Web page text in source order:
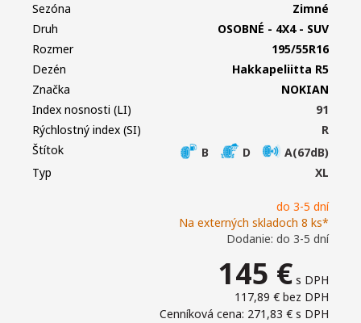
do 3-5 dní
Na externých skladoch 8 ks*
Dodanie: do 3-5 dní
145 € s DPH
117,89 € bez DPH
Cenníková cena: 271,83 € s DPH
Sezóna
Zimné
Druh
OSOBNÉ - 4X4 - SUV
Rozmer
195/55R16
Dezén
Hakkapeliitta R5
Značka
NOKIAN
Index nosnosti (LI)
91
Rýchlostný index (SI)
R
Štítok
B D
A(67dB)
Typ
XL